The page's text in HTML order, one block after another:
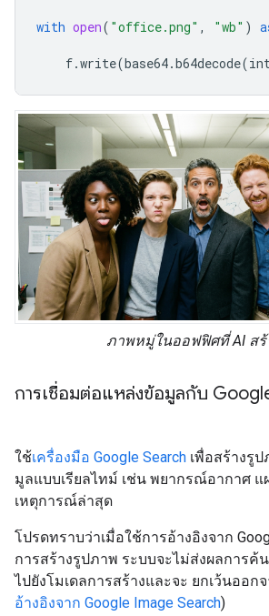
with open( "office.png" , "wb" )
f.write(base64.b64decode(
ภาพหมู่ในออฟฟิศที่ AI สร้
การเชื่อมต่อแหล่งข้อมูลกับ
ใช้เครื่องมือ Google Search เพื่อสร้างรู
มูลแบบเรียลไทม์ เช่น พยากรณ์อากาศ
เหตุการณ์ล่าสุด
โปรดทราบว่าเมื่อใช้การอ้างอิงจาก
การสร้างรูปภาพ ระบบจะไม่ส่งผลการ
ไปยังโมเดลการสร้างและจะ ยกเว้นออก
อ้างอิงจาก Google Image Search)